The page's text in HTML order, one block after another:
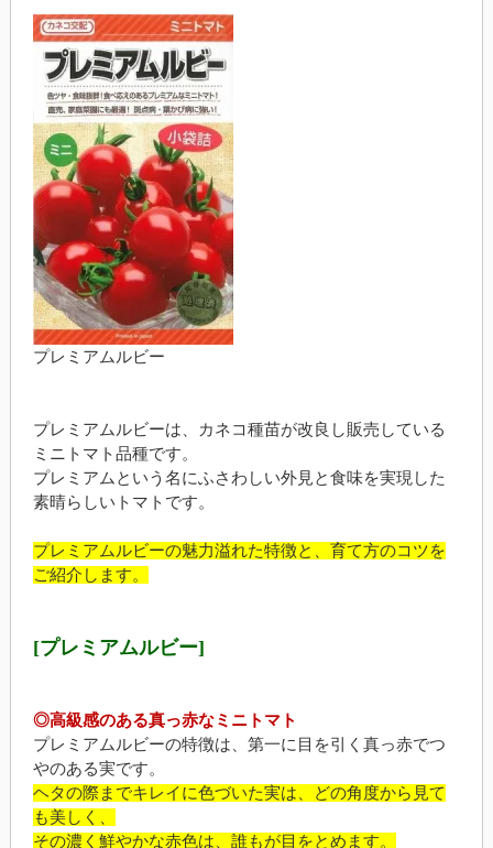
プレミアムルビー
プレミアムルビーは、カネコ種苗が改良し販売している
ミニトマト品種です。
プレミアムという名にふさわしい外見と食味を実現した
素晴らしいトマトです。
プレミアムルビーの魅力溢れた特徴と、育て方のコツを
ご紹介します。
[プレミアムルビー]
◎高級感のある真っ赤なミニトマト
プレミアムルビーの特徴は、第一に目を引く真っ赤でつ
やのある実です。
ヘタの際までキレイに色づいた実は、どの角度から見て
も美しく、
その濃く鮮やかな赤色は、誰もが目をとめます。